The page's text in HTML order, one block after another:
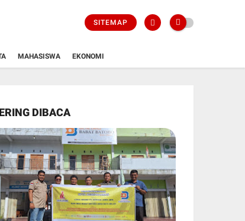
SITEMAP
MAHASISWA EKONOMI
DIBACA